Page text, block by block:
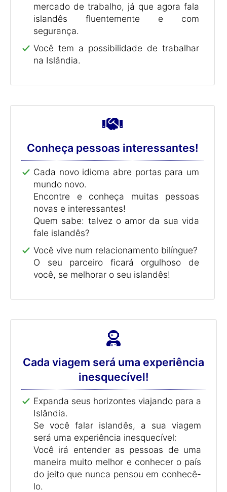
mercado de trabalho, já que agora fala
islandês fluentemente e com
segurança.
Você tem a possibilidade de trabalhar
na Islândia.
Conheça pessoas interessantes!
Cada novo idioma abre portas para um
mundo novo.
Encontre e conheça muitas pessoas
novas e interessantes!
Quem sabe: talvez o amor da sua vida
fale islandês?
Você vive num relacionamento bilíngue?
O seu parceiro ficará orgulhoso de
você, se melhorar o seu islandês!
Cada viagem será uma experiência
inesquecível!
Expanda seus horizontes viajando para a
Islândia.
Se você falar islandês, a sua viagem
será uma experiência inesquecível:
Você irá entender as pessoas de uma
maneira muito melhor e conhecer o país
do jeito que nunca pensou em conhecê-
lo.